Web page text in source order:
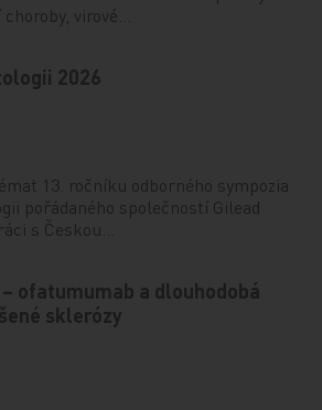
virové…
2026
13. ročníku odborného sympozia
pořádaného společností Gilead
s Českou…
ofatumumab a dlouhodobá
sklerózy